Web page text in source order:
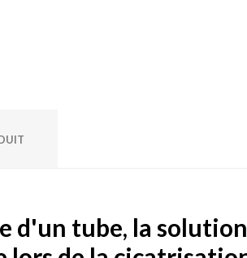
d'un tube, la